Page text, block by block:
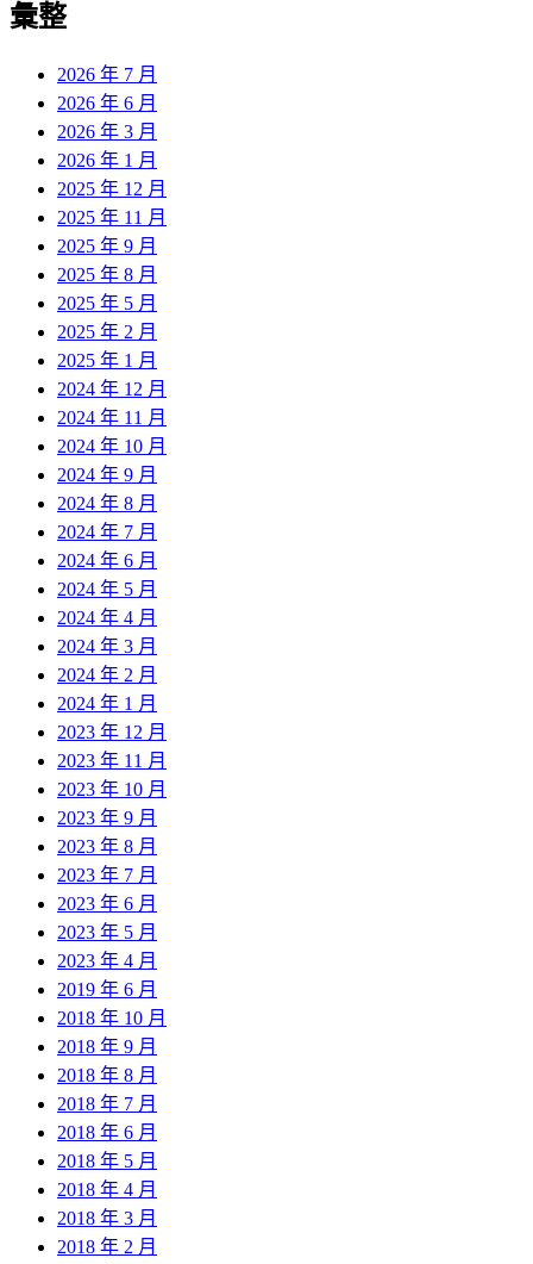
彙整
2026 年 7 月
2026 年 6 月
2026 年 3 月
2026 年 1 月
2025 年 12 月
2025 年 11 月
2025 年 9 月
2025 年 8 月
2025 年 5 月
2025 年 2 月
2025 年 1 月
2024 年 12 月
2024 年 11 月
2024 年 10 月
2024 年 9 月
2024 年 8 月
2024 年 7 月
2024 年 6 月
2024 年 5 月
2024 年 4 月
2024 年 3 月
2024 年 2 月
2024 年 1 月
2023 年 12 月
2023 年 11 月
2023 年 10 月
2023 年 9 月
2023 年 8 月
2023 年 7 月
2023 年 6 月
2023 年 5 月
2023 年 4 月
2019 年 6 月
2018 年 10 月
2018 年 9 月
2018 年 8 月
2018 年 7 月
2018 年 6 月
2018 年 5 月
2018 年 4 月
2018 年 3 月
2018 年 2 月